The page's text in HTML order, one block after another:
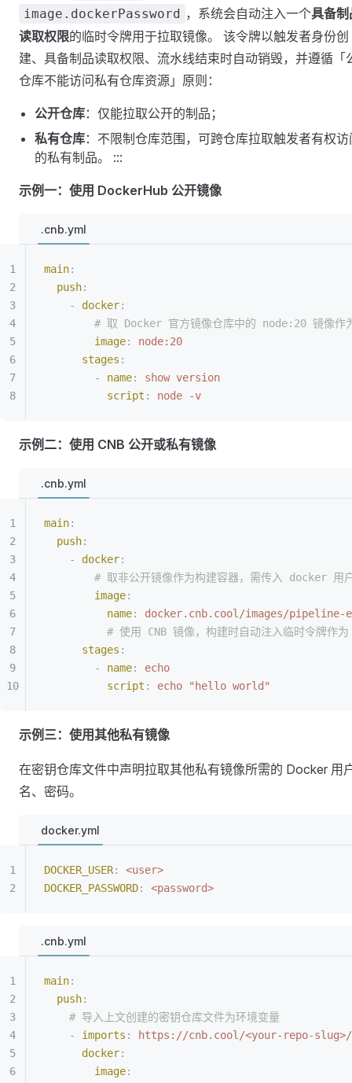
image.dockerPassword ，系统会自动注入一个具备制
读取权限的临时令牌用于拉取镜像。 该令牌以触发者身份创
建、具备制品读取权限、流水线结束时自动销毁，并遵循「
仓库不能访问私有仓库资源」原则：
公开仓库：仅能拉取公开的制品；
私有仓库：不限制仓库范围，可跨仓库拉取触发者有权访
的私有制品。 :::
示例一：使用 DockerHub 公开镜像
.cnb.yml
main:
  push
:
    -
docker:
# 取 Docker 官方镜像仓库中的 node:20 镜像作
        image
:
node:20
      stages
:
        -
name:
show version
          script
: node -v
示例二：使用 CNB 公开或私有镜像
.cnb.yml
main:
  push
:
    -
docker:
# 取非公开镜像作为构建容器，需传入 docker 用
        image
:
          name
:
docker.cnb.cool/images/pipeline-
# 使用 CNB 镜像，构建时自动注入临时令牌作
      stages
:
        -
name:
echo
          script
: echo "hello world"
示例三：使用其他私有镜像
在密钥仓库文件中声明拉取其他私有镜像所需的 Docker 用
名、密码。
docker.yml
DOCKER_USER:
<user>
DOCKER_PASSWORD: <password>
.cnb.yml
main:
  push
:
    # 导入上文创建的密钥仓库文件为环境变量
    -
imports :
https://cnb.cool/<your-repo-
      docker
:
        image
: